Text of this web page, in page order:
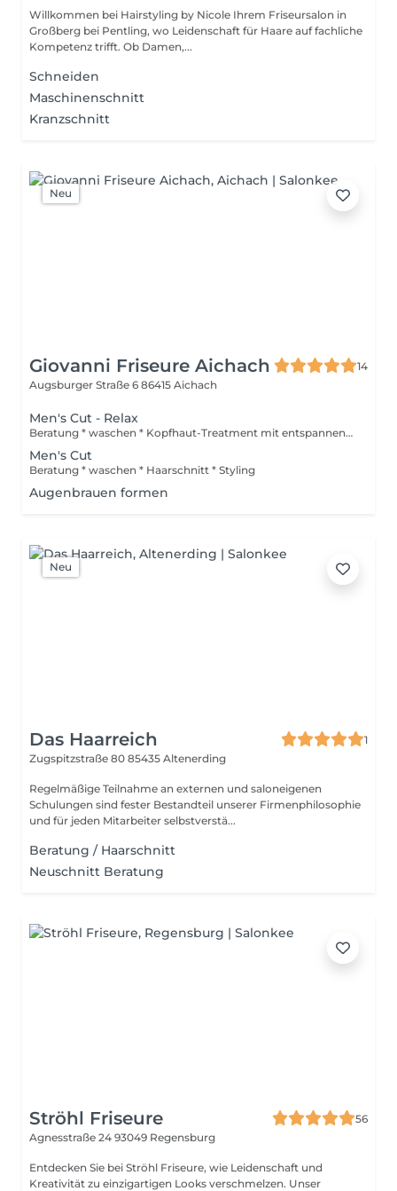
Willkommen bei Hairstyling by Nicole Ihrem Friseursalon in
Großberg bei Pentling, wo Leidenschaft für Haare auf fachliche
Kompetenz trifft. Ob Damen,...
Schneiden
Maschinenschnitt
Kranzschnitt
Neu
Giovanni Friseure Aichach
14
Augsburger Straße 6 86415 Aichach
Men's Cut - Relax
Beratung * waschen * Kopfhaut-Treatment mit entspannender Massage * Styling
Men's Cut
Beratung * waschen * Haarschnitt * Styling
Augenbrauen formen
Neu
Das Haarreich
1
Zugspitzstraße 80 85435 Altenerding
Regelmäßige Teilnahme an externen und saloneigenen
Schulungen sind fester Bestandteil unserer Firmenphilosophie
und für jeden Mitarbeiter selbstverstä...
Beratung / Haarschnitt
Neuschnitt Beratung
Ströhl Friseure
56
Agnesstraße 24 93049 Regensburg
Entdecken Sie bei Ströhl Friseure, wie Leidenschaft und
Kreativität zu einzigartigen Looks verschmelzen. Unser